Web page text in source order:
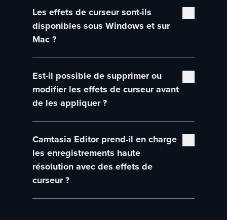
curseur reste au-dessus des légendes, des
surlignages et autres éléments appliqués à
l’écran.
Les effets de curseur sont-ils
disponibles sous Windows et sur
Mac ?
fonctionnent dans les versions pour Windows
et Mac du logiciel.
Est-il possible de supprimer ou
modifier les effets de curseur avant
de les appliquer ?
supprimer ou remplacer les effets de curseur
dans le plan de montage sans réenregistrer la
vidéo.
Camtasia Editor prend-il en charge
les enregistrements haute
résolution avec des effets de
curseur ?